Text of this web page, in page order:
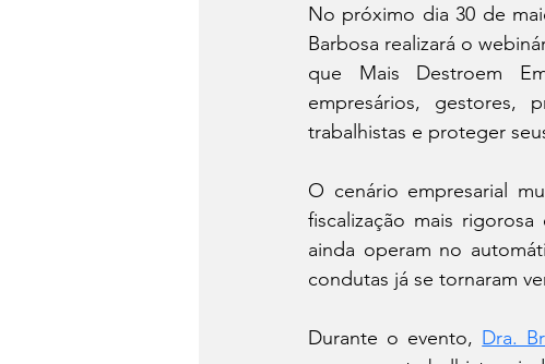
No próximo dia 30 de
Barbosa realizará o
que Mais Destroem
empresários, gestores,
trabalhistas e proteger
O cenário empresarial
fiscalização mais
ainda operam no
condutas já se tornaram
Durante o evento, Dra.